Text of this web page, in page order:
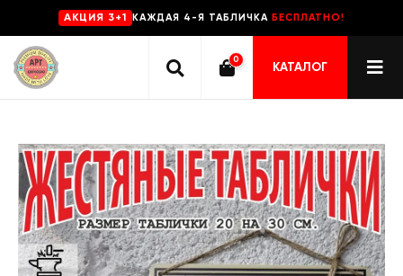
AKЦИЯ 3+1 КАЖДАЯ 4-Я ТАБЛИЧКА БЕСПЛАТНО!
0
КАТАЛОГ